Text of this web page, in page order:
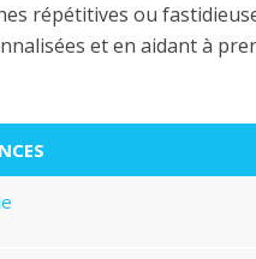
répétitives ou
et en aidant à